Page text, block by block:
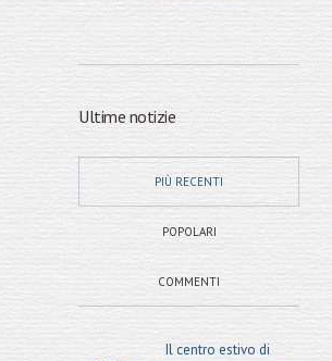
Ultime notizie
PIÙ RECENTI
POPOLARI
COMMENTI
Il centro estivo di